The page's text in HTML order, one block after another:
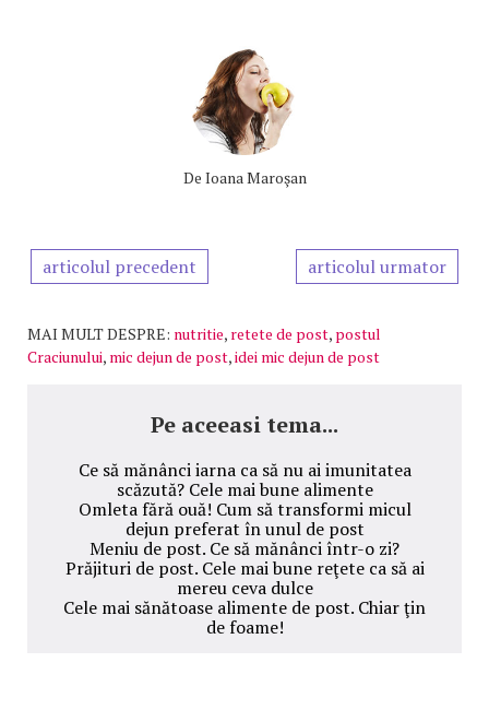
De Ioana Maroşan
articolul precedent articolul urmator
MAI MULT DESPRE: nutritie, retete de post, postul
Craciunului, mic dejun de post,idei mic dejun de post
Pe aceeasi tema...
Ce să mănânci iarna ca să nu ai imunitatea
scăzută? Cele mai bune alimente
Omleta fără ouă! Cum să transformi micul
dejun preferat în unul de post
Meniu de post. Ce să mănânci într-o zi?
Prăjituri de post. Cele mai bune reţete ca să ai
mereu ceva dulce
Cele mai sănătoase alimente de post. Chiar ţin
de foame!